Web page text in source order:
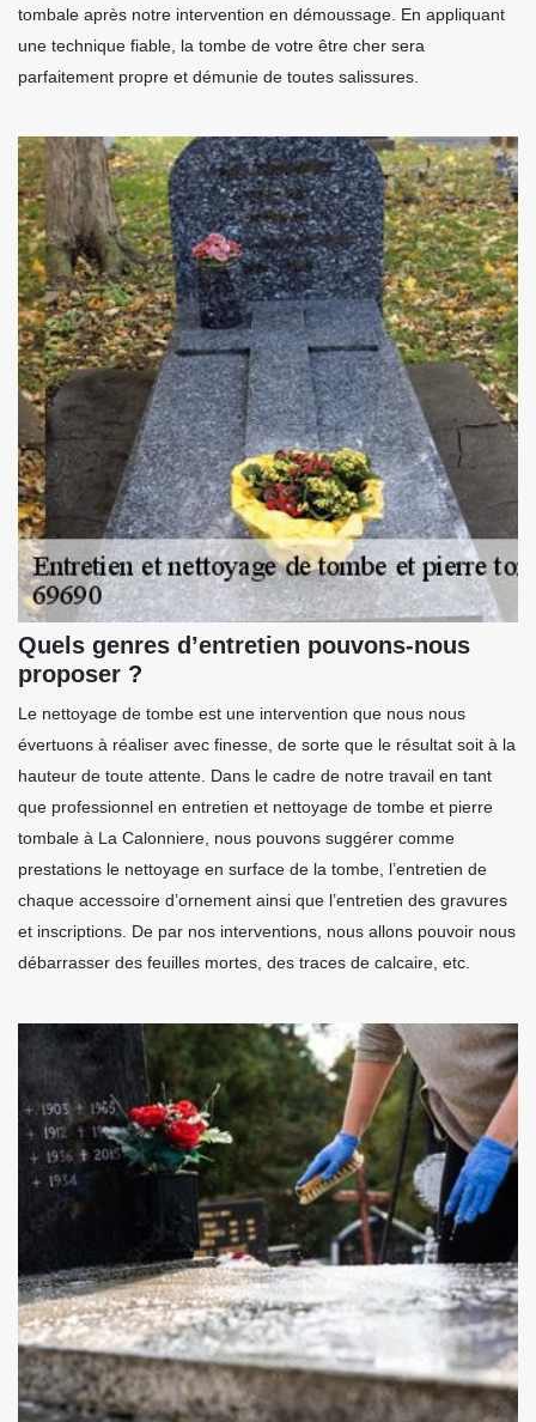
tombale après notre intervention en démoussage. En appliquant
une technique fiable, la tombe de votre être cher sera
parfaitement propre et démunie de toutes salissures.
Quels genres d’entretien pouvons-nous
proposer ?
Le nettoyage de tombe est une intervention que nous nous
évertuons à réaliser avec finesse, de sorte que le résultat soit à la
hauteur de toute attente. Dans le cadre de notre travail en tant
que professionnel en entretien et nettoyage de tombe et pierre
tombale à La Calonniere, nous pouvons suggérer comme
prestations le nettoyage en surface de la tombe, l’entretien de
chaque accessoire d’ornement ainsi que l’entretien des gravures
et inscriptions. De par nos interventions, nous allons pouvoir nous
débarrasser des feuilles mortes, des traces de calcaire, etc.